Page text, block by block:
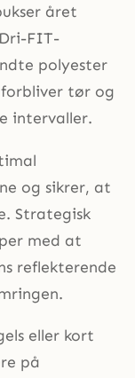
året
FIT-
polyester
tør og
intervaller.
og sikrer, at
Strategisk
med at
reflekterende
eller kort
på